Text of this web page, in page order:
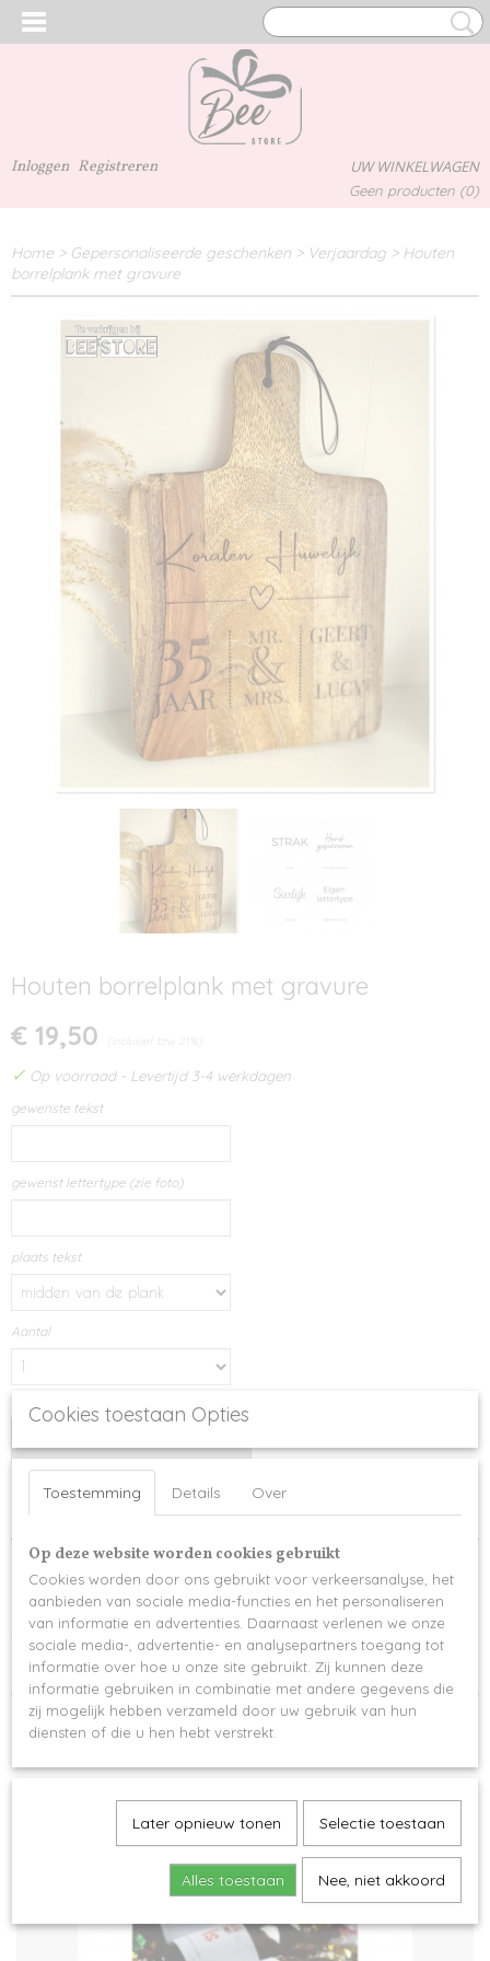
Inloggen Registreren UW WINKELWAGEN
Geen producten (0)
Home > Gepersonaliseerde geschenken > Verjaardag > Houten
borrelplank met gravure
Houten borrelplank met gravure
€ 19,50 (inclusief btw 21%)
✓ Op voorraad - Levertijd 3-4 werkdagen
gewenste tekst
gewenst lettertype (zie foto)
plaats tekst
Aantal
Specificaties
Productcode
1081-15525
Omschrijving
Een houten borrelplank met gravure naar wens
Ook interessant
Cookies toestaan Opties
Toestemming Details Over
Op deze website worden cookies gebruikt
Cookies worden door ons gebruikt voor verkeersanalyse, het
aanbieden van sociale media-functies en het personaliseren
van informatie en advertenties. Daarnaast verlenen we onze
sociale media-, advertentie- en analysepartners toegang tot
informatie over hoe u onze site gebruikt. Zij kunnen deze
informatie gebruiken in combinatie met andere gegevens die
zij mogelijk hebben verzameld door uw gebruik van hun
diensten of die u hen hebt verstrekt.
Later opnieuw tonen Selectie toestaan
Alles toestaan Nee, niet akkoord